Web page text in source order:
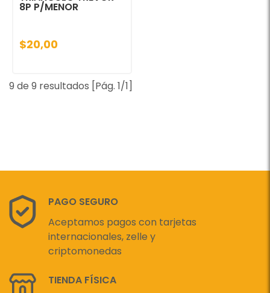
8P P/MENOR
$20,00
9 de 9 resultados [Pág. 1/1]
PAGO SEGURO
Aceptamos pagos con tarjetas
internacionales, zelle y
criptomonedas
TIENDA FÍSICA